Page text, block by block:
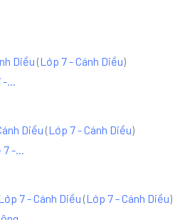
Diều (Lớp 7 - Cánh Diều)
-...
Diều (Lớp 7 - Cánh Diều)
7 -...
7 - Cánh Diều (Lớp 7 - Cánh Diều)